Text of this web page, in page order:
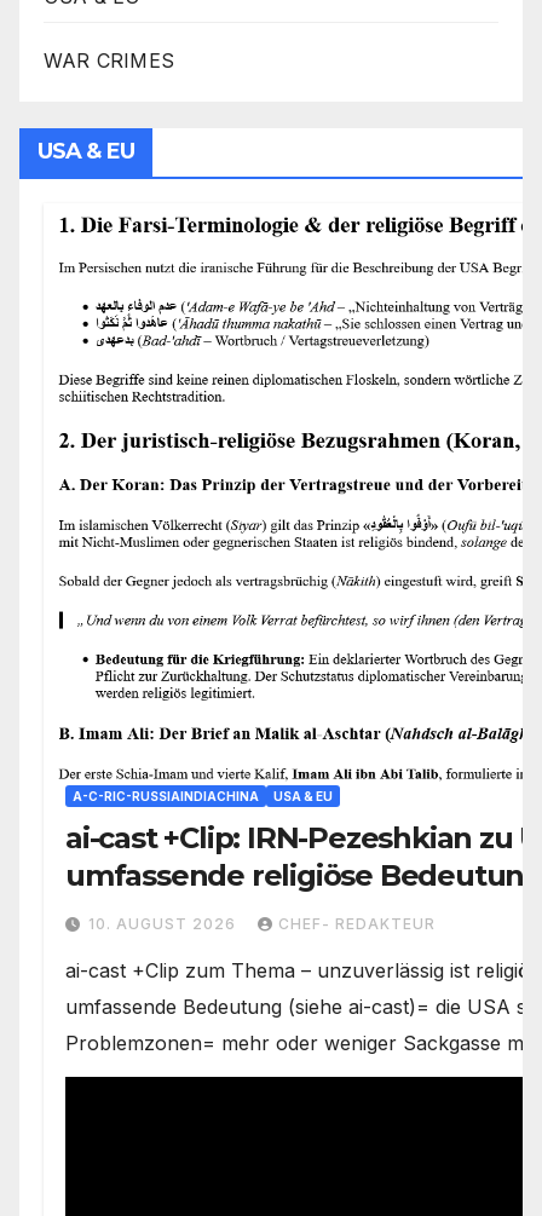
WAR CRIMES
USA & EU
A-C-RIC-RUSSIAINDIACHINA USA & EU
ai-cast +Clip: IRN-Pezeshkian zu
umfassende religiöse
Spielraum
10. AUGUST 2026 CHEF- REDAKTEUR
ai-cast +Clip zum Thema – unzuverlässig ist
umfassende Bedeutung (siehe ai-cast)= die USA
Problemzonen= mehr oder weniger Sackgasse mit